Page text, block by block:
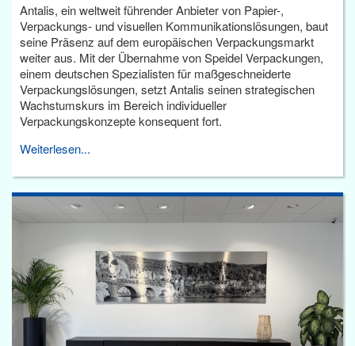
Antalis, ein weltweit führender Anbieter von Papier-,
Verpackungs- und visuellen Kommunikationslösungen, baut
seine Präsenz auf dem europäischen Verpackungsmarkt
weiter aus. Mit der Übernahme von Speidel Verpackungen,
einem deutschen Spezialisten für maßgeschneiderte
Verpackungslösungen, setzt Antalis seinen strategischen
Wachstumskurs im Bereich individueller
Verpackungskonzepte konsequent fort.
Weiterlesen...